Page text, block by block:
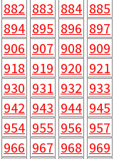
882 883 884 885
894 895 896 897
906 907 908 909
918 919 920 921
930 931 932 933
942 943 944 945
954 955 956 957
966 967 968 969